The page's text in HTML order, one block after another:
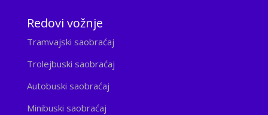
Redovi vožnje
Tramvajski saobraćaj
Trolejbuski saobraćaj
Autobuski saobraćaj
Minibuski saobraćaj